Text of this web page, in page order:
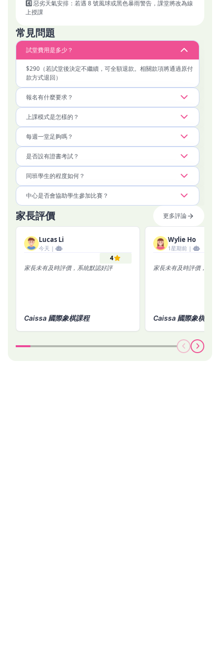
4️⃣惡劣天氣安排：若遇 8 號風球或黑色暴雨警告，課堂將改為線
上授課
常見問題
試堂費用是多少？
$290（若試堂後決定不繼續，可全額退款。相關款項將通過原付
款方式退回）
報名有什麼要求？
上課模式是怎樣的？
每週一堂足夠嗎？
是否設有證書考試？
同班學生的程度如何？
中心是否會協助學生參加比賽？
家長評價 更多評論
Lucas Li
今天 |
4
家長未有及時評價，系統默認好評
Caissa 國際象棋課程
Wylie Ho
1星期前 |
家長未有及時評價，系統
Caissa 國際象棋課程